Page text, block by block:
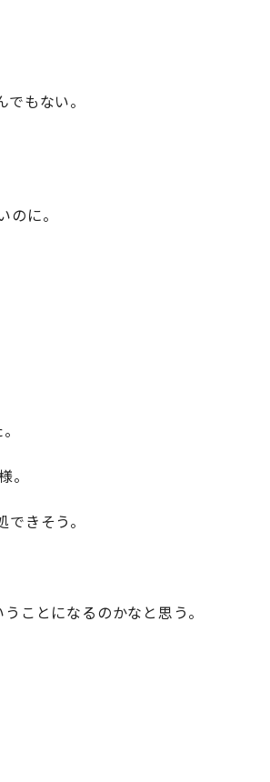
もない。
に。
。
きそう。
ことになるのかなと思う。